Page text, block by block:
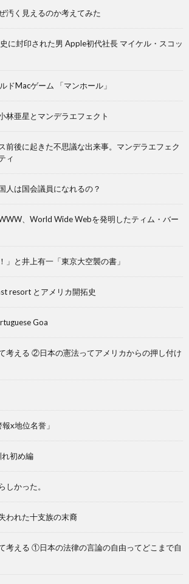
汚く見えるのか考えてみた
に封印された男 Apple初代社長 マイケル・スコッ
ドMacゲーム 「マンホール」
林亜星とマンデラエフェクト
前後に起きた不思議な出来事。マンデラエフェク
ィ
は国会議員になれるの？
、World Wide Webを発明したティム・バー
」と井上有一「東京大空襲の書」
resort とアメリカ開拓史
Goa
考える ②日本の憲法ってアメリカからの押し付け
x地位名誉」
れ初め編
しかった。
われた十支族の末裔
考える ①日本の法律の言論の自由ってどこまで自